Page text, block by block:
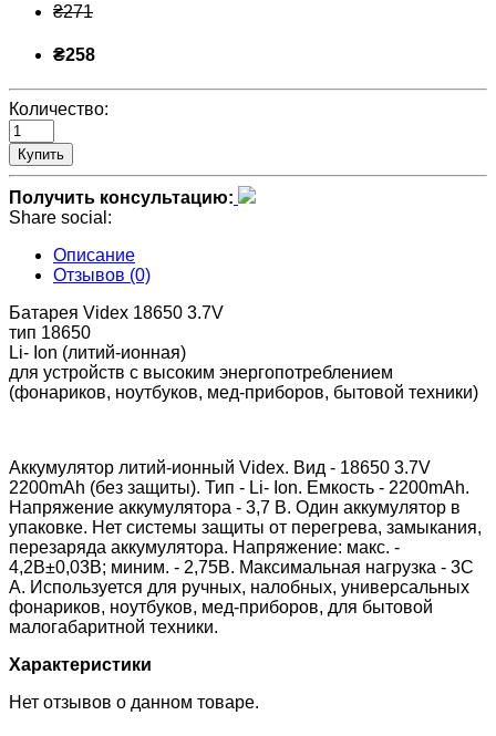
₴271
₴258
Количество:
Купить
Получить консультацию:
Share social:
Описание
Отзывов (0)
Батарея Videx 18650 3.7V
тип 18650
Li- Ion (литий-ионная)
для устройств с высоким энергопотреблением
(фонариков, ноутбуков, мед-приборов, бытовой техники)
Аккумулятор литий-ионный Videx. Вид - 18650 3.7V
2200mAh (без защиты). Тип - Li- Ion. Емкость - 2200mAh.
Напряжение аккумулятора - 3,7 В. Один аккумулятор в
упаковке. Нет системы защиты от перегрева, замыкания,
перезаряда аккумулятора. Напряжение: макс. -
4,2В±0,03В; миним. - 2,75В. Максимальная нагрузка - 3С
А. Используется для ручных, налобных, универсальных
фонариков, ноутбуков, мед-приборов, для бытовой
малогабаритной техники.
Характеристики
Нет отзывов о данном товаре.